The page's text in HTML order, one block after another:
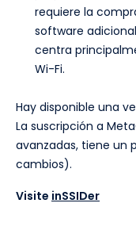
requiere la
software
centra
Wi-Fi.
Hay disponible una
La suscripción a
avanzadas, tiene un
cambios).
Visite inSSIDer